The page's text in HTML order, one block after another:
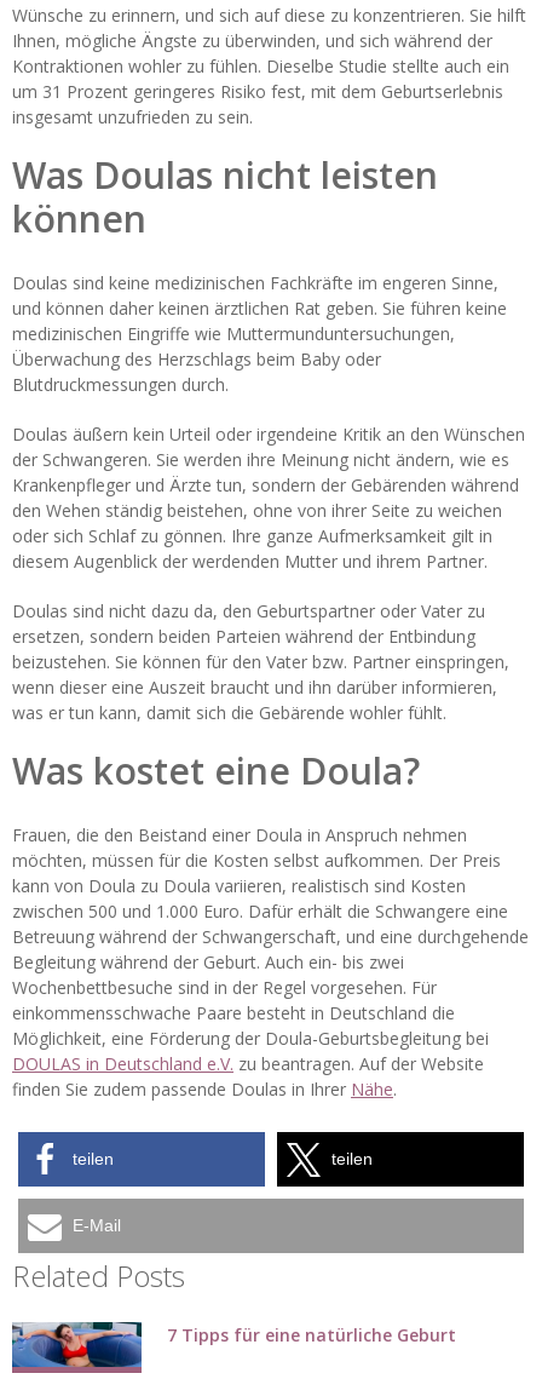
Wünsche zu erinnern, und sich auf diese zu konzentrieren. Sie hilft
Ihnen, mögliche Ängste zu überwinden, und sich während der
Kontraktionen wohler zu fühlen. Dieselbe Studie stellte auch ein
um 31 Prozent geringeres Risiko fest, mit dem Geburtserlebnis
insgesamt unzufrieden zu sein.
Was Doulas nicht leisten
können
Doulas sind keine medizinischen Fachkräfte im engeren Sinne,
und können daher keinen ärztlichen Rat geben. Sie führen keine
medizinischen Eingriffe wie Muttermunduntersuchungen,
Überwachung des Herzschlags beim Baby oder
Blutdruckmessungen durch.
Doulas äußern kein Urteil oder irgendeine Kritik an den Wünschen
der Schwangeren. Sie werden ihre Meinung nicht ändern, wie es
Krankenpfleger und Ärzte tun, sondern der Gebärenden während
den Wehen ständig beistehen, ohne von ihrer Seite zu weichen
oder sich Schlaf zu gönnen. Ihre ganze Aufmerksamkeit gilt in
diesem Augenblick der werdenden Mutter und ihrem Partner.
Doulas sind nicht dazu da, den Geburtspartner oder Vater zu
ersetzen, sondern beiden Parteien während der Entbindung
beizustehen. Sie können für den Vater bzw. Partner einspringen,
wenn dieser eine Auszeit braucht und ihn darüber informieren,
was er tun kann, damit sich die Gebärende wohler fühlt.
Was kostet eine Doula?
Frauen, die den Beistand einer Doula in Anspruch nehmen
möchten, müssen für die Kosten selbst aufkommen. Der Preis
kann von Doula zu Doula variieren, realistisch sind Kosten
zwischen 500 und 1.000 Euro. Dafür erhält die Schwangere eine
Betreuung während der Schwangerschaft, und eine durchgehende
Begleitung während der Geburt. Auch ein- bis zwei
Wochenbettbesuche sind in der Regel vorgesehen. Für
einkommensschwache Paare besteht in Deutschland die
Möglichkeit, eine Förderung der Doula-Geburtsbegleitung bei
DOULAS in Deutschland e.V. zu beantragen. Auf der Website
finden Sie zudem passende Doulas in Ihrer Nähe.
teilen teilen
E-Mail
Related Posts
7 Tipps für eine natürliche Geburt